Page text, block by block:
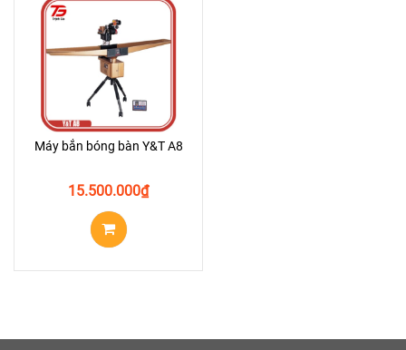
Máy bắn bóng bàn Y&T A8
₫
15.500.000